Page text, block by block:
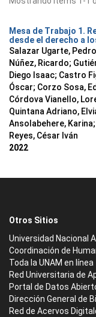
Mesa de Trabajo 1.
desde el derecho a
Salazar Ugarte, Pedro
Núñez, Ricardo;
Diego Isaac; Castro
Óscar; Corzo Sosa,
Córdova Vianello,
Quintana Adriano,
Ansolabehere, Karina;
Reyes, César Iván
2022
Otros Sitios
Universidad Nacional
Coordinación de
Toda la UNAM en línea
Red Universitaria de
Portal de Datos
Dirección General de
Red de Acervos